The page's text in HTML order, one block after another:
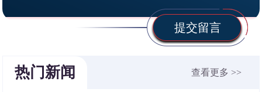
提交留言
热门新闻 查看更多 >>